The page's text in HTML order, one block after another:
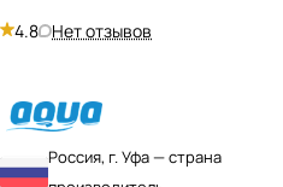
4.8 Нет отзывов
Россия, г. Уфа — страна